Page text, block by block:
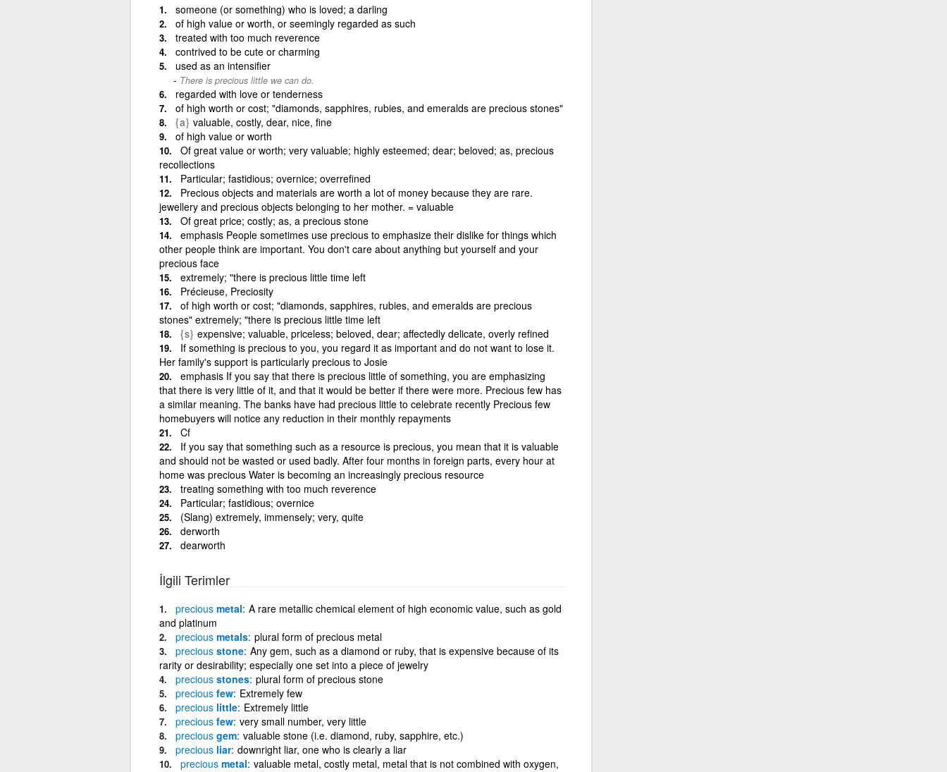
someone (or something) who is loved; a darling
of high value or worth, or seemingly regarded as such
treated with too much reverence
contrived to be cute or charming
used as an intensifier
There is precious little we can do.
regarded with love or tenderness
of high worth or cost; "diamonds, sapphires, rubies, and emeralds are precious stones"
{a} valuable, costly, dear, nice, fine
of high value or worth
Of great value or worth; very valuable; highly esteemed; dear; beloved; as, precious
recollections
Particular; fastidious; overnice; overrefined
Precious objects and materials are worth a lot of money because they are rare.
jewellery and precious objects belonging to her mother. = valuable
Of great price; costly; as, a precious stone
emphasis People sometimes use precious to emphasize their dislike for things which
other people think are important. You don't care about anything but yourself and your
precious face
extremely; "there is precious little time left
Précieuse, Preciosity
of high worth or cost; "diamonds, sapphires, rubies, and emeralds are precious
stones" extremely; "there is precious little time left
{s} expensive; valuable, priceless; beloved, dear; affectedly delicate, overly refined
If something is precious to you, you regard it as important and do not want to lose it.
Her family's support is particularly precious to Josie
emphasis If you say that there is precious little of something, you are emphasizing
that there is very little of it, and that it would be better if there were more. Precious few has
a similar meaning. The banks have had precious little to celebrate recently Precious few
homebuyers will notice any reduction in their monthly repayments
Cf
If you say that something such as a resource is precious, you mean that it is valuable
and should not be wasted or used badly. After four months in foreign parts, every hour at
home was precious Water is becoming an increasingly precious resource
treating something with too much reverence
Particular; fastidious; overnice
(Slang) extremely, immensely; very, quite
derworth
dearworth
İlgili Terimler
preciousmetal A rare metallic chemical element of high economic value, such as gold
and platinum
preciousmetals plural form of precious metal
preciousstone Any gem, such as a diamond or ruby, that is expensive because of its
rarity or desirability; especially one set into a piece of jewelry
preciousstones plural form of precious stone
preciousfew Extremely few
preciouslittle Extremely little
preciousfew very small number, very little
preciousgem valuable stone (i.e. diamond, ruby, sapphire, etc.)
preciousliar downright liar, one who is clearly a liar
preciousmetal valuable metal, costly metal, metal that is not combined with oxygen,